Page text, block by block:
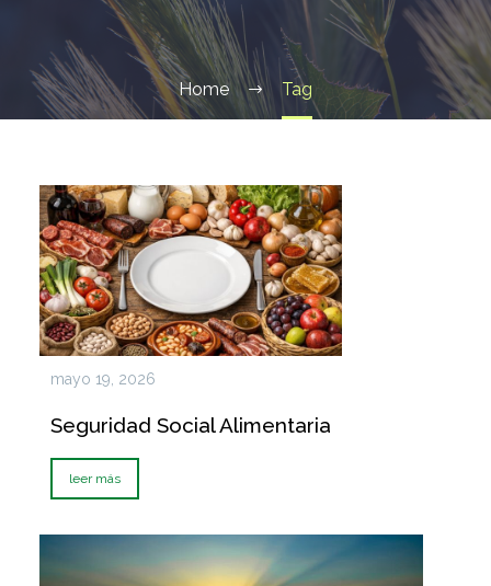
Home Tag
mayo 19, 2026
Seguridad Social Alimentaria
leer más